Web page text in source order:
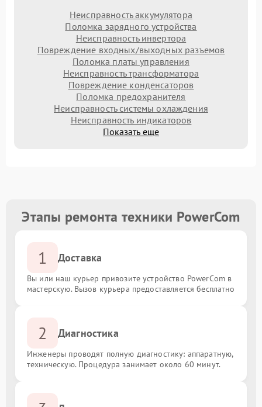
Неисправность аккумулятора
Поломка зарядного устройства
Неисправность инвертора
Повреждение входных/выходных разъемов
Поломка платы управления
Неисправность трансформатора
Повреждение конденсаторов
Поломка предохранителя
Неисправность системы охлаждения
Неисправность индикаторов
Показать еще
Этапы ремонта техники PowerCom
1 Доставка
Вы или наш курьер привозите устройство PowerCom в
мастерскую. Вызов курьера предоставляется бесплатно
2 Диагностика
Инженеры проводят полную диагностику: аппаратную,
техническую. Процедура занимает около 60 минут.